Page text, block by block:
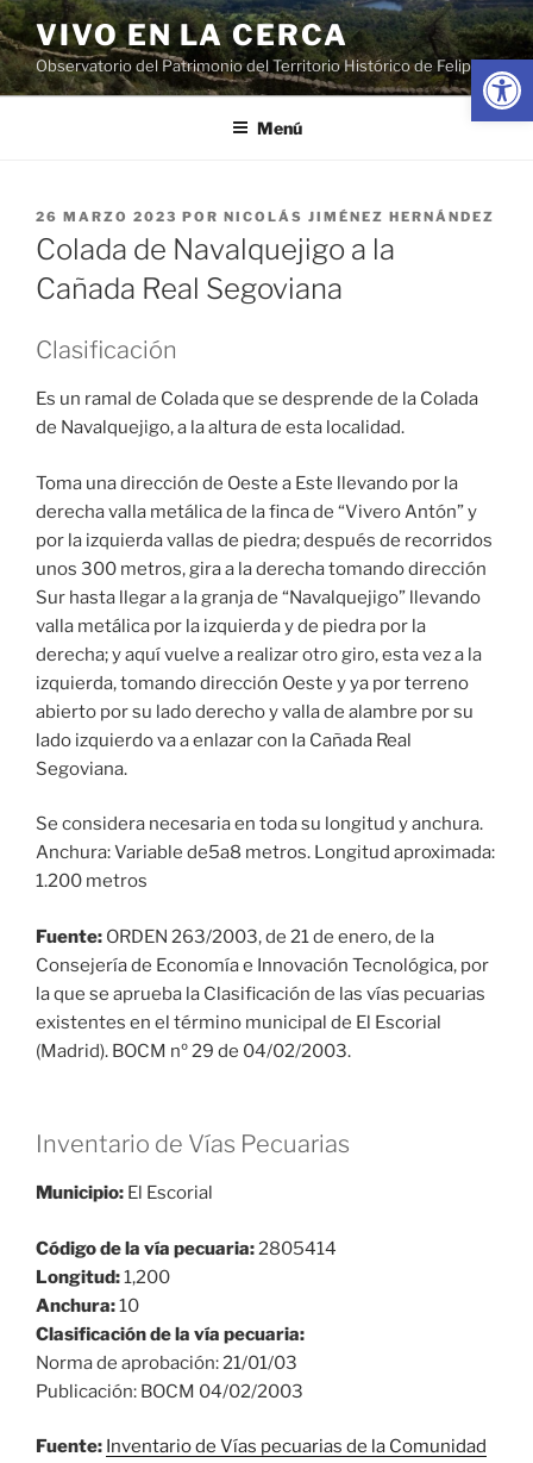
Abrir
Saltar
al
contenido
VIVO EN LA CERCA
Observatorio del Patrimonio del Territorio Histórico de Felipe II
Menú
PUBLICADO
EL
26 MARZO 2023 POR NICOLÁS JIMÉNEZ HERNÁNDEZ
Colada de Navalquejigo a la
Cañada Real Segoviana
Clasificación
Es un ramal de Colada que se desprende de la Colada
de Navalquejigo, a la altura de esta localidad.
Toma una dirección de Oeste a Este llevando por la
derecha valla metálica de la finca de “Vivero Antón” y
por la izquierda vallas de piedra; después de recorridos
unos 300 metros, gira a la derecha tomando dirección
Sur hasta llegar a la granja de “Navalquejigo” llevando
valla metálica por la izquierda y de piedra por la
derecha; y aquí vuelve a realizar otro giro, esta vez a la
izquierda, tomando dirección Oeste y ya por terreno
abierto por su lado derecho y valla de alambre por su
lado izquierdo va a enlazar con la Cañada Real
Segoviana.
Se considera necesaria en toda su longitud y anchura.
Anchura: Variable de5a8 metros. Longitud aproximada:
1.200 metros
Fuente: ORDEN 263/2003, de 21 de enero, de la
Consejería de Economía e Innovación Tecnológica, por
la que se aprueba la Clasificación de las vías pecuarias
existentes en el término municipal de El Escorial
(Madrid). BOCM nº 29 de 04/02/2003.
Inventario de Vías Pecuarias
Municipio: El Escorial
Código de la vía pecuaria:2805414
Longitud:1,200
Anchura:10
Clasificación de la vía pecuaria:
Norma de aprobación: 21/01/03
Publicación: BOCM 04/02/2003
Fuente: Inventario de Vías pecuarias de la Comunidad